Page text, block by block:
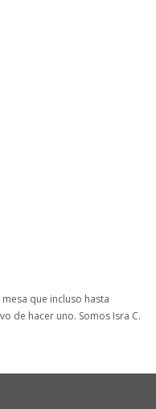
que incluso hasta
de hacer uno. Somos Isra C.